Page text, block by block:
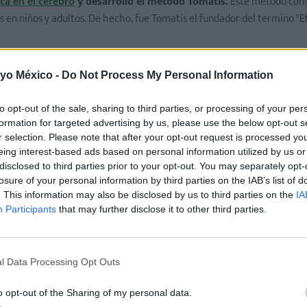
México - Do Not Process My Personal Information
opt-out of the sale, sharing to third parties, or processing of your
for targeted advertising by us, please use the below opt-out
selection. Please note that after your opt-out request is processed
interest-based ads based on personal information utilized by us
to third parties prior to your opt-out. You may separately
of your personal information by third parties on the IAB’s list of
This information may also be disclosed by us to third parties on the
Participants that may further disclose it to other third parties.
Data Processing Opt Outs
opt-out of the Sharing of my personal data.
niños y adultos. De hecho, fue Tomatis el fundador del termino
bebé y puede tener efectos positivos para su capacidad de
en la Universidad de Viena y publicado en la revista
inteligencia de los bebés es falsa . Según este estudio, no existe
de representación espacial de los niños.